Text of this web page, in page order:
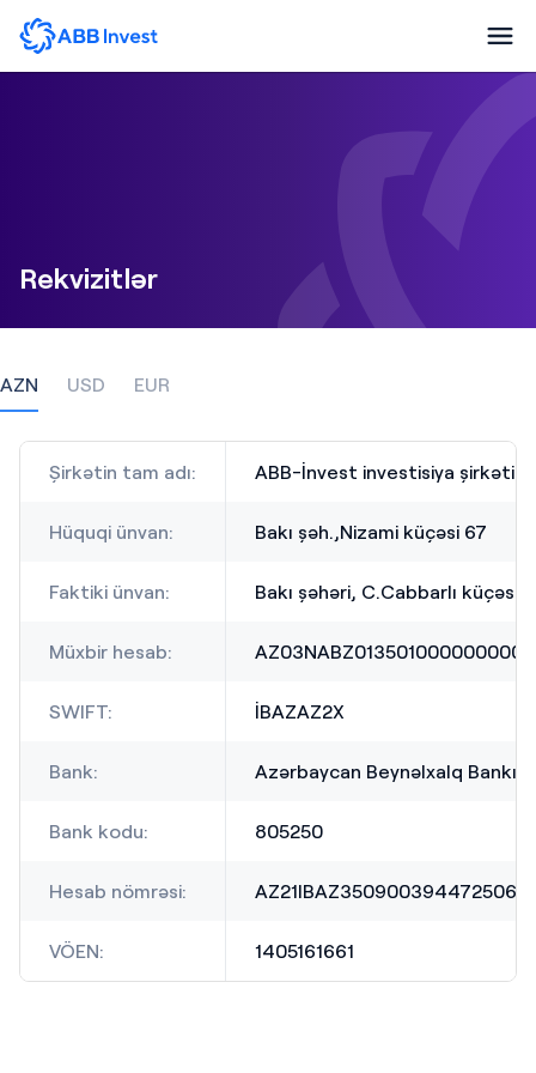
Rekvizitlər
AZN USD EUR
Şirkətin tam adı: ABB-İnvest investisiya şirkəti
Hüquqi ünvan: Bakı şəh.,Nizami küçəsi 67
Faktiki ünvan: Bakı şəhəri, C.Cabbarlı küçəsi
Müxbir hesab:
SWIFT: İBAZAZ2X
Bank: Azərbaycan Beynəlxalq Bankı
Bank kodu: 805250
Hesab nömrəsi:
VÖEN: 1405161661